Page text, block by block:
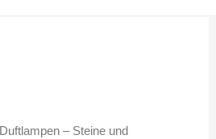
Duftlampen – Steine und